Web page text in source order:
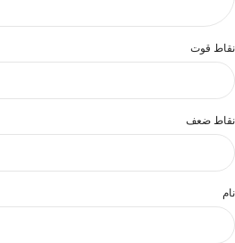
نقاط قوت
نقاط ضعف
نام